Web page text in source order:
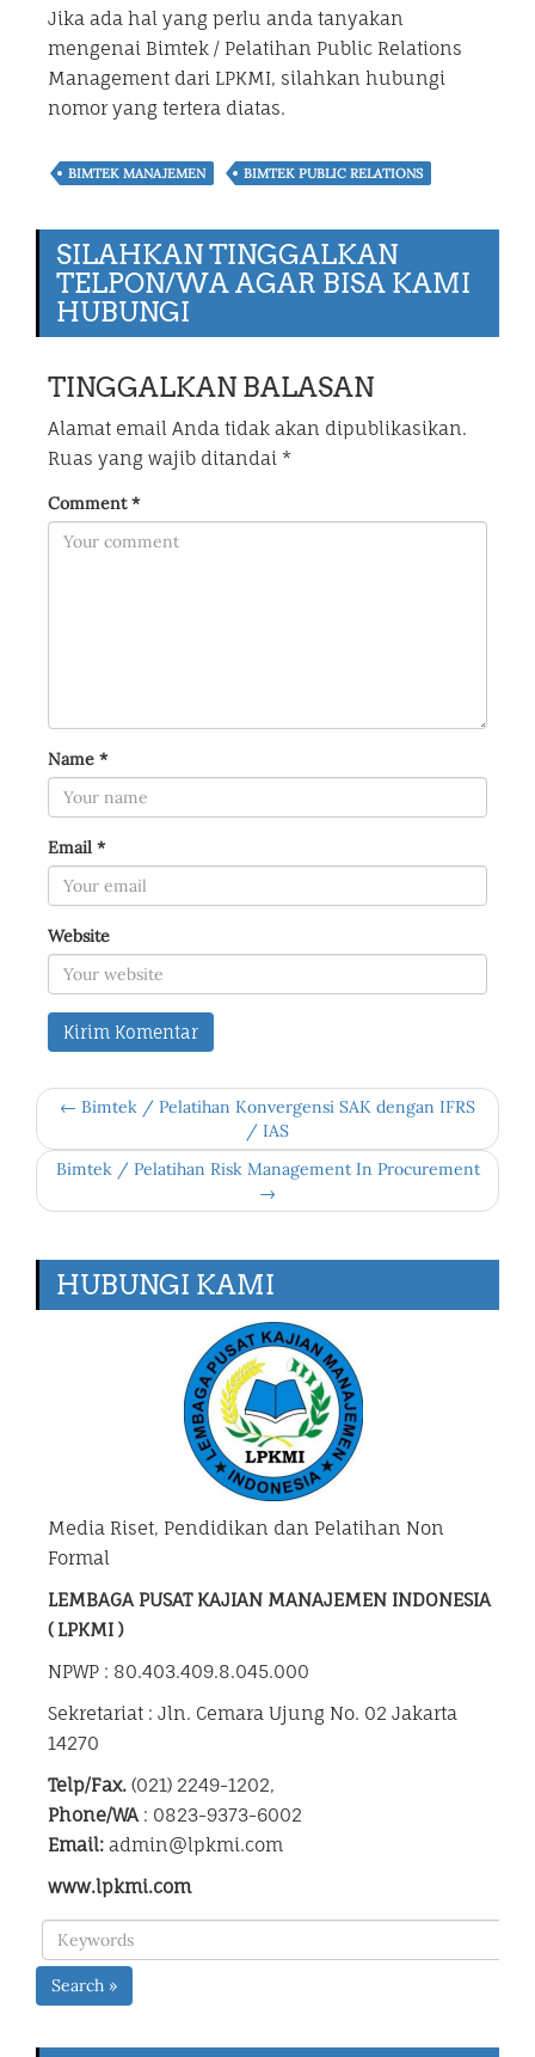
Jika ada hal yang perlu anda tanyakan
mengenai Bimtek / Pelatihan Public Relations
Management dari LPKMI, silahkan hubungi
nomor yang tertera diatas.
BIMTEK MANAJEMEN BIMTEK PUBLIC RELATIONS
SILAHKAN TINGGALKAN
TELPON/WA AGAR BISA KAMI
HUBUNGI
TINGGALKAN BALASAN
Alamat email Anda tidak akan dipublikasikan.
Ruas yang wajib ditandai *
Comment*
Name *
Email *
Website
← Bimtek / Pelatihan Konvergensi SAK dengan IFRS
/ IAS
Bimtek / Pelatihan Risk Management In Procurement
→
HUBUNGI KAMI
Media Riset, Pendidikan dan Pelatihan Non
Formal
LEMBAGA PUSAT KAJIAN MANAJEMEN INDONESIA
( LPKMI )
NPWP : 80.403.409.8.045.000
Sekretariat : Jln. Cemara Ujung No. 02 Jakarta
14270
Telp/Fax. (021) 2249-1202,
Phone/WA: 0823-9373-6002
Email: admin@lpkmi.com
www.lpkmi.com
Search »